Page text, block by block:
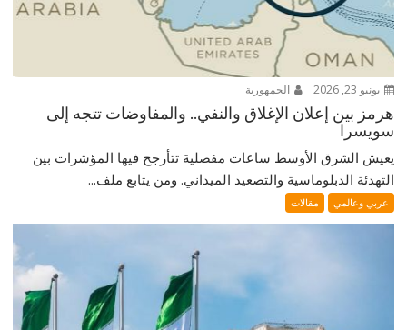
يونيو 23, 2026 الجمهورية
هرمز بين إعلان الإغلاق والنفي.. والمفاوضات تتجه إلى
سويسرا
يعيش الشرق الأوسط ساعات مفصلية تتأرجح فيها المؤشرات بين
التهدئة الدبلوماسية والتصعيد الميداني. ومن يتابع ملف...
عربي وعالمي مقالات